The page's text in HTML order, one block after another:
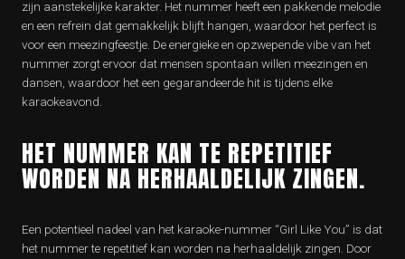
zijn aanstekelijke karakter. Het nummer heeft een pakkende melodie
en een refrein dat gemakkelijk blijft hangen, waardoor het perfect is
voor een meezingfeestje. De energieke en opzwepende vibe van het
nummer zorgt ervoor dat mensen spontaan willen meezingen en
dansen, waardoor het een gegarandeerde hit is tijdens elke
karaokeavond.
HET NUMMER KAN TE REPETITIEF
WORDEN NA HERHAALDELIJK ZINGEN.
Een potentieel nadeel van het karaoke-nummer “Girl Like You” is dat
het nummer te repetitief kan worden na herhaaldelijk zingen. Door